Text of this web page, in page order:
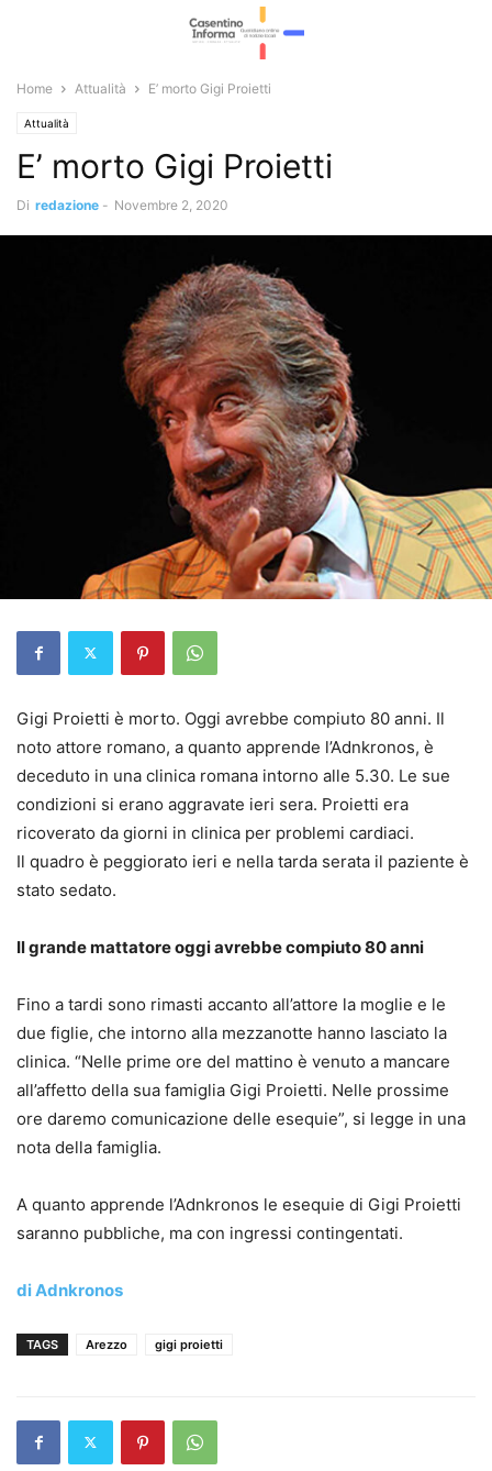
Home Attualità E’ morto Gigi Proietti
Attualità
E’ morto Gigi Proietti
Di redazione - Novembre 2, 2020
Gigi Proietti è morto. Oggi avrebbe compiuto 80 anni. Il
noto attore romano, a quanto apprende l’Adnkronos, è
deceduto in una clinica romana intorno alle 5.30. Le sue
condizioni si erano aggravate ieri sera. Proietti era
ricoverato da giorni in clinica per problemi cardiaci.
Il quadro è peggiorato ieri e nella tarda serata il paziente è
stato sedato.
Il grande mattatore oggi avrebbe compiuto 80 anni
Fino a tardi sono rimasti accanto all’attore la moglie e le
due figlie, che intorno alla mezzanotte hanno lasciato la
clinica. “Nelle prime ore del mattino è venuto a mancare
all’affetto della sua famiglia Gigi Proietti. Nelle prossime
ore daremo comunicazione delle esequie”, si legge in una
nota della famiglia.
A quanto apprende l’Adnkronos le esequie di Gigi Proietti
saranno pubbliche, ma con ingressi contingentati.
di Adnkronos
TAGS Arezzo gigi proietti